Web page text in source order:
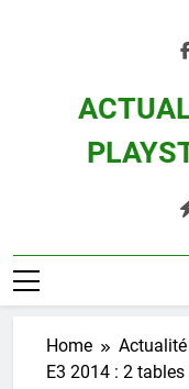
Zelda,
Home
Actualité
E3 2014 : 2